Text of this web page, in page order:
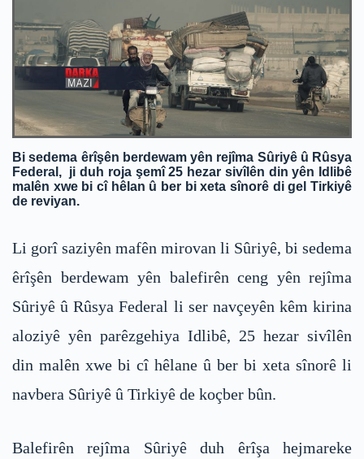
Bi sedema êrîşên berdewam yên rejîma Sûriyê û Rûsya
Federal, ji duh roja şemî 25 hezar sivîlên din yên Idlibê
malên xwe bi cî hêlan û ber bi xeta sînorê di gel Tirkiyê
de reviyan.
Li gorî saziyên mafên mirovan li Sûriyê, bi sedema
êrîşên berdewam yên balefirên ceng yên rejîma
Sûriyê û Rûsya Federal li ser navçeyên kêm kirina
aloziyê yên parêzgehiya Idlibê, 25 hezar sivîlên
din malên xwe bi cî hêlane û ber bi xeta sînorê li
navbera Sûriyê û Tirkiyê de koçber bûn.
Balefirên rejîma Sûriyê duh êrîşa hejmareke